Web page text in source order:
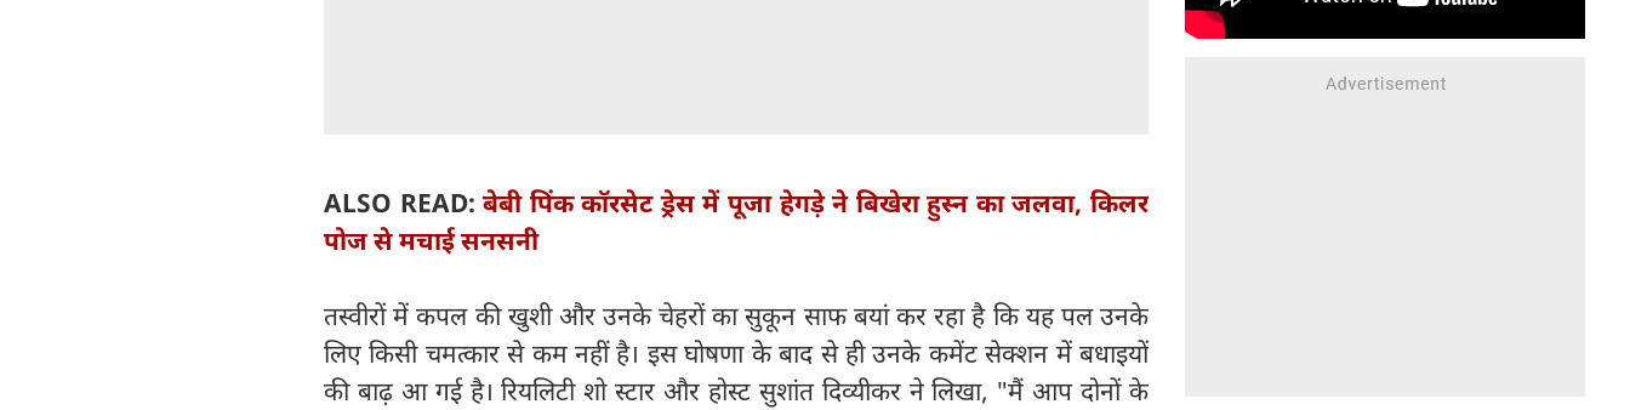
ALSO READ:बेबी पिंक कॉरसेट ड्रेस में पूजा हेगड़े ने बिखेरा हुस्न का जलवा, किलर
पोज से मचाई सनसनी
तस्वीरों में कपल की खुशी और उनके चेहरों का सुकून साफ बयां कर रहा है कि यह पल उनके
लिए किसी चमत्कार से कम नहीं है। इस घोषणा के बाद से ही उनके कमेंट सेक्शन में बधाइयों
की बाढ़ आ गई है। रियलिटी शो स्टार और होस्ट सुशांत दिव्यीकर ने लिखा, "मैं आप दोनों के